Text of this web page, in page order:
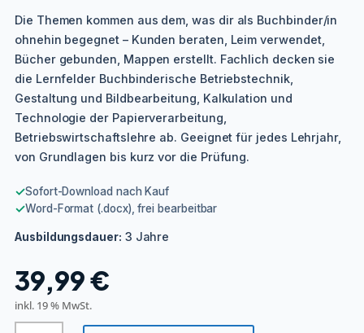
Die Themen kommen aus dem, was dir als Buchbinder/in
ohnehin begegnet – Kunden beraten, Leim verwendet,
Bücher gebunden, Mappen erstellt. Fachlich decken sie
die Lernfelder Buchbinderische Betriebstechnik,
Gestaltung und Bildbearbeitung, Kalkulation und
Technologie der Papierverarbeitung,
Betriebswirtschaftslehre ab. Geeignet für jedes Lehrjahr,
von Grundlagen bis kurz vor die Prüfung.
✓Sofort-Download nach Kauf
✓Word-Format (.docx), frei bearbeitbar
Ausbildungsdauer: 3 Jahre
39,99€
inkl. 19 % MwSt.
Buchbinder/in